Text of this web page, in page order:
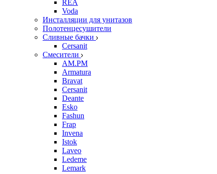
REA
Voda
Инсталляции для унитазов
Полотенцесушители
Сливные бачки
Cersanit
Смесители
AM.PM
Armatura
Bravat
Cersanit
Deante
Esko
Fashun
Frap
Invena
Istok
Laveo
Ledeme
Lemark